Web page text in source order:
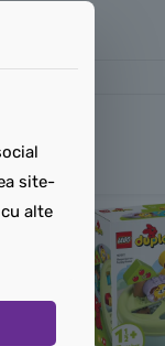
site-
alte